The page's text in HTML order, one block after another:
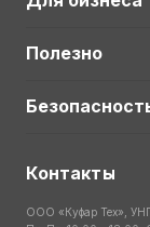
Полезно
Контакты
ООО «Куфар Тех»,